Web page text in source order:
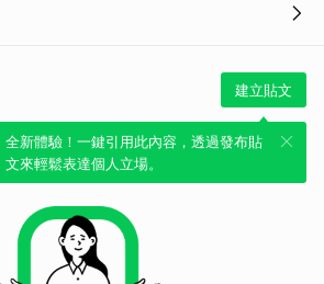
建立貼文
全新體驗！一鍵引用此內容，透過發布貼
文來輕鬆表達個人立場。